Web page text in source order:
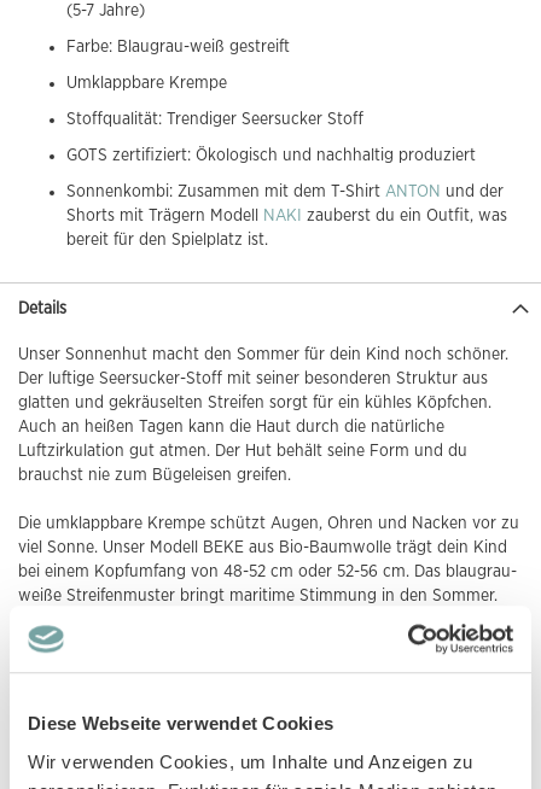
Diese Webseite verwendet Cookies
Wir verwenden Cookies, um Inhalte und Anzeigen zu
(5-7 Jahre)
Farbe: Blaugrau-weiß gestreift
Umklappbare Krempe
Stoffqualität: Trendiger Seersucker Stoff
GOTS zertifiziert: Ökologisch und nachhaltig produziert
Sonnenkombi: Zusammen mit dem T-Shirt ANTON und der
Shorts mit Trägern Modell
NAKI
zauberst du ein Outfit, was
bereit für den Spielplatz ist.
Details
Unser Sonnenhut macht den Sommer für dein Kind noch schöner.
Der luftige Seersucker-Stoff mit seiner besonderen Struktur aus
glatten und gekräuselten Streifen sorgt für ein kühles Köpfchen.
Auch an heißen Tagen kann die Haut durch die natürliche
Luftzirkulation gut atmen. Der Hut behält seine Form und du
brauchst nie zum Bügeleisen greifen.
Die umklappbare Krempe schützt Augen, Ohren und Nacken vor zu
viel Sonne. Unser Modell BEKE aus Bio-Baumwolle trägt dein Kind
bei einem Kopfumfang von 48-52 cm oder 52-56 cm. Das blaugrau-
weiße Streifenmuster bringt maritime Stimmung in den Sommer.
mit Rücksicht auf Mensch und Natur herstellen. Mehr zu dem Label
Nice to know: Unseren Kinderhut haben wir auch aus dünnem Twill